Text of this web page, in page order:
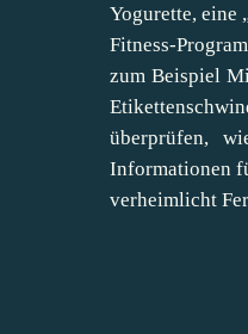
Yogurette, eine
Fitness-
zum Beispiel
überprüfen,
Informationen
verheimlicht